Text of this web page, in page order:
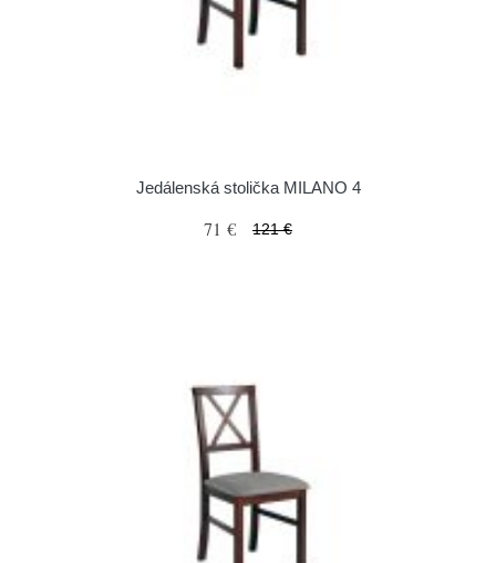
Jedálenská stolička MILANO 4
71 € 121 €